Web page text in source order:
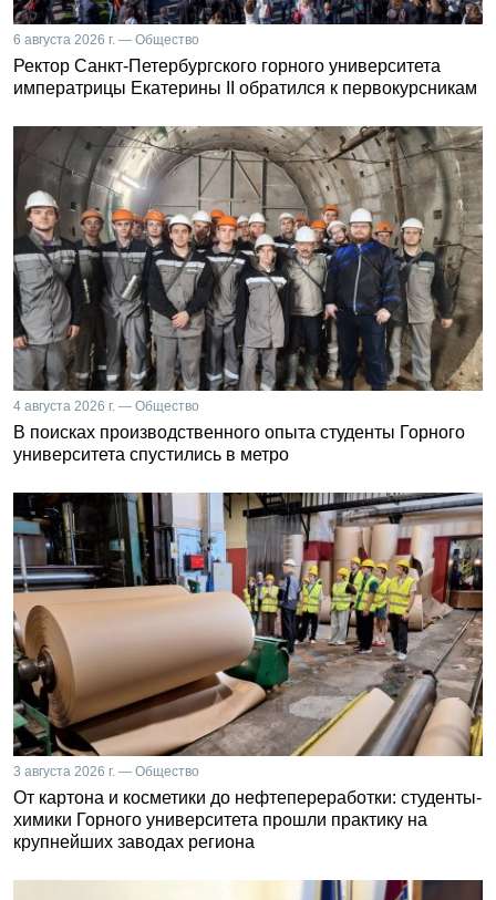
6 августа 2026 г. — Общество
Ректор Санкт-Петербургского горного университета
императрицы Екатерины II обратился к первокурсникам
4 августа 2026 г. — Общество
В поисках производственного опыта студенты Горного
университета спустились в метро
3 августа 2026 г. — Общество
От картона и косметики до нефтепереработки: студенты-
химики Горного университета прошли практику на
крупнейших заводах региона